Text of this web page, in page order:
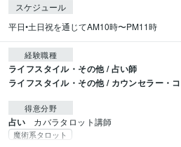
スケジュール
平日•土日祝を通じてAM10時〜PM11時
経験職種
ライフスタイル・その他 / 占い師
ライフスタイル・その他 / カウンセラー・
得意分野
占い カバラタロット講師
魔術系タロット